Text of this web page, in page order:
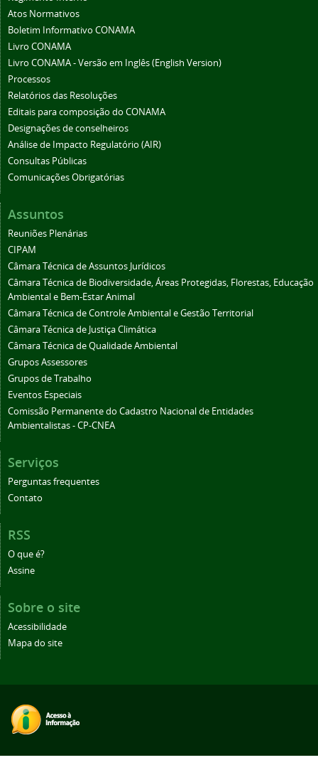
Atos Normativos
Boletim Informativo CONAMA
Livro CONAMA
Livro CONAMA - Versão em Inglês (English Version)
Processos
Relatórios das Resoluções
Editais para composição do CONAMA
Designações de conselheiros
Análise de Impacto Regulatório (AIR)
Consultas Públicas
Comunicações Obrigatórias
Assuntos
Reuniões Plenárias
CIPAM
Câmara Técnica de Assuntos Jurídicos
Câmara Técnica de Biodiversidade, Áreas Protegidas, Florestas, Educação
Ambiental e Bem-Estar Animal
Câmara Técnica de Controle Ambiental e Gestão Territorial
Câmara Técnica de Justiça Climática
Câmara Técnica de Qualidade Ambiental
Grupos Assessores
Grupos de Trabalho
Eventos Especiais
Comissão Permanente do Cadastro Nacional de Entidades
Ambientalistas - CP-CNEA
Serviços
Perguntas frequentes
Contato
RSS
O que é?
Assine
Sobre o site
Acessibilidade
Mapa do site